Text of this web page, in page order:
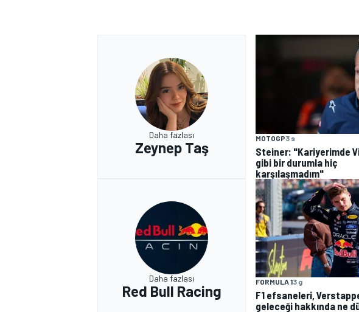
Daha fazlası
Zeynep Taş
MOTOGP3 s
Steiner: "Kariyerimde
gibi bir durumla hiç
karşılaşmadım"
Daha fazlası
Red Bull Racing
FORMULA 13 g
F1 efsaneleri,
geleceği hakkında ne